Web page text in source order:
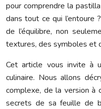
pour comprendre la
dans tout ce qui l’entoure
de l’équilibre, non
textures, des symboles et
Cet article vous invite à
culinaire. Nous allons
complexe, de la version à
secrets de sa feuille de